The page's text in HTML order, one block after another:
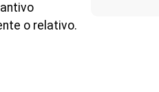
o relativo.